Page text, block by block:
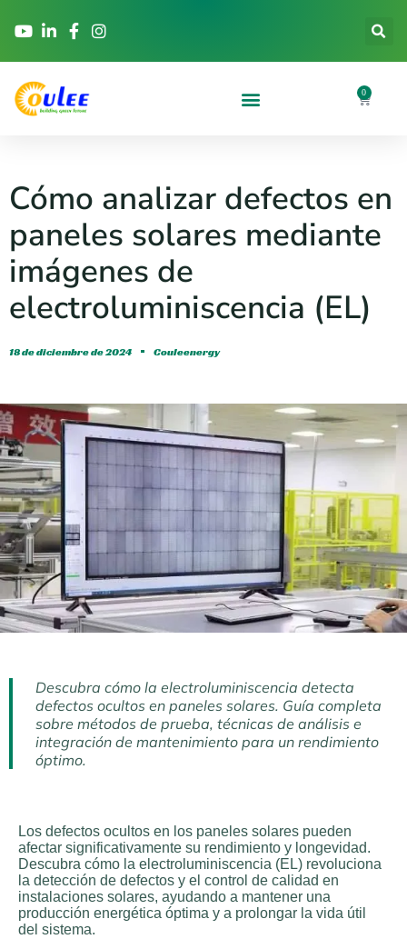
0
Cómo analizar defectos en
paneles solares mediante
imágenes de
electroluminiscencia (EL)
18 de diciembre de 2024 Couleenergy
Descubra cómo la electroluminiscencia detecta
defectos ocultos en paneles solares. Guía completa
sobre métodos de prueba, técnicas de análisis e
integración de mantenimiento para un rendimiento
óptimo.
Los defectos ocultos en los paneles solares pueden
afectar significativamente su rendimiento y longevidad.
Descubra cómo la electroluminiscencia (EL) revoluciona
la detección de defectos y el control de calidad en
instalaciones solares, ayudando a mantener una
producción energética óptima y a prolongar la vida útil
del sistema.